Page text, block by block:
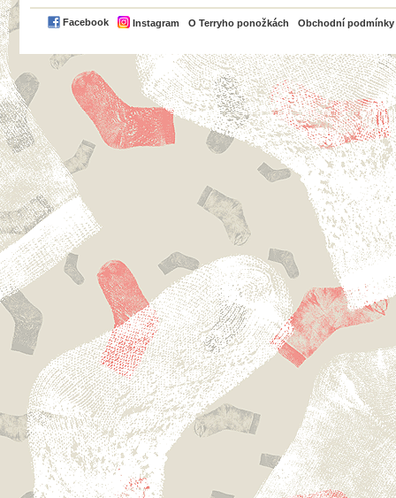
Facebook Instagram O Terryho ponožkách Obchodní podmínky
PayPal